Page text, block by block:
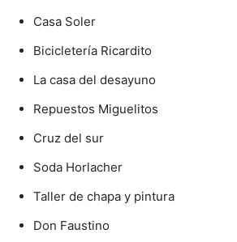
Casa Soler
Bicicletería Ricardito
La casa del desayuno
Repuestos Miguelitos
Cruz del sur
Soda Horlacher
Taller de chapa y pintura
Don Faustino